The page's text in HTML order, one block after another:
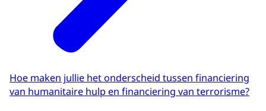
Hoe maken jullie het onderscheid tussen financiering
van humanitaire hulp en financiering van terrorisme?